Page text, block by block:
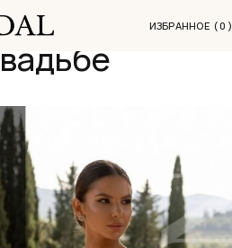
+7 (958) 828-84-00
какой силуэт